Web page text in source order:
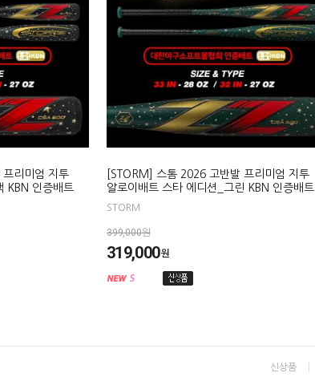
리미엄 지투
KBN 인증배트
[STORM] 스톰 2026 고반발 프리미엄 지투
알로이배트 스타 에디션_그린 KBN 인증배트
STORM
399,000원
319,000원
신상품